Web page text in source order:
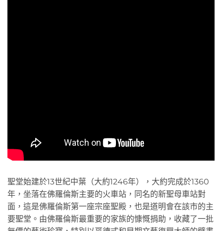
聖堂始建於13世紀中葉（大約1246年），大約完成於1360
年，坐落在佛羅倫斯主要的火車站，同名的新聖母車站對
面，這是佛羅倫斯第一座宗座聖殿，也是道明會在該市的主
要聖堂。由佛羅倫斯最重要的家族的慷慨捐助，收藏了一批